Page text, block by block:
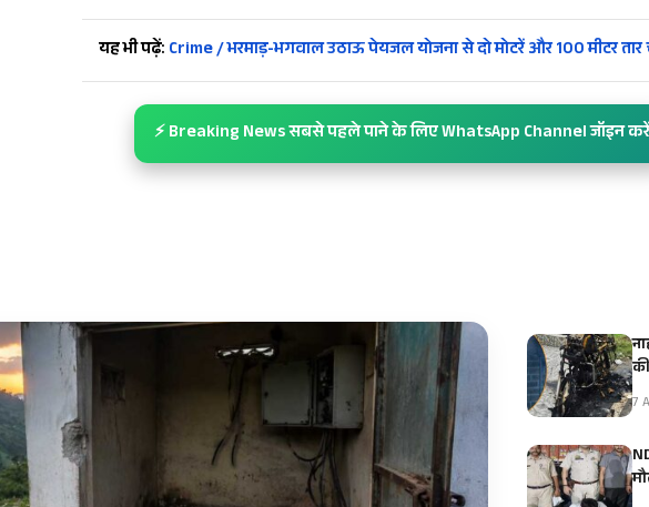
यह भी पढ़ें: Crime / भरमाड़-भगवाल उठाऊ पेयजल योजना से दो मोटरें और 100 मीटर तार
⚡ Breaking News सबसे पहले पाने के लिए WhatsApp Channel जॉइन करें
7